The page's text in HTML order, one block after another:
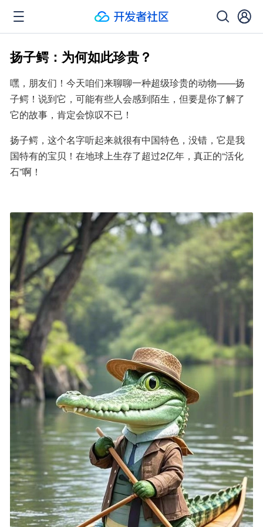
扬子鳄：为何如此珍贵？
嘿，朋友们！今天咱们来聊聊一种超级珍贵的动物——扬
子鳄！说到它，可能有些人会感到陌生，但要是你了解了
它的故事，肯定会惊叹不已！
扬子鳄，这个名字听起来就很有中国特色，没错，它是我
国特有的宝贝！在地球上生存了超过2亿年，真正的“活化
石”啊！